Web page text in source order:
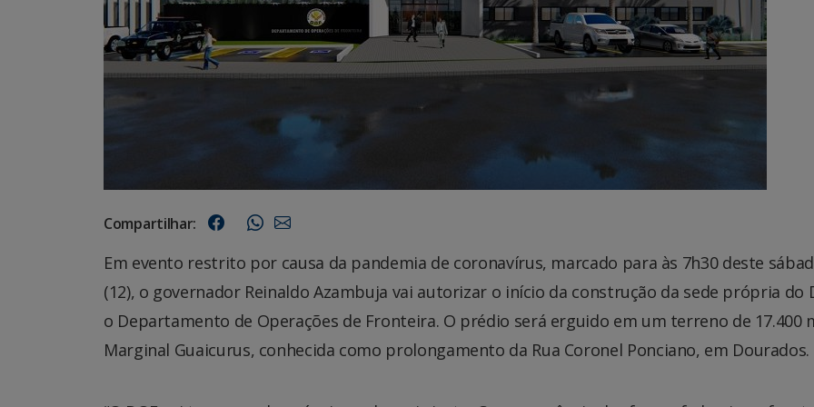
Compartilhar:
Em evento restrito por causa da pandemia de coronavírus, marcado para às 7h30 deste
(12), o governador Reinaldo Azambuja vai autorizar o início da construção da sede própria do
o Departamento de Operações de Fronteira. O prédio será erguido em um terreno de 17.400
Marginal Guaicurus, conhecida como prolongamento da Rua Coronel Ponciano, em Dourados.